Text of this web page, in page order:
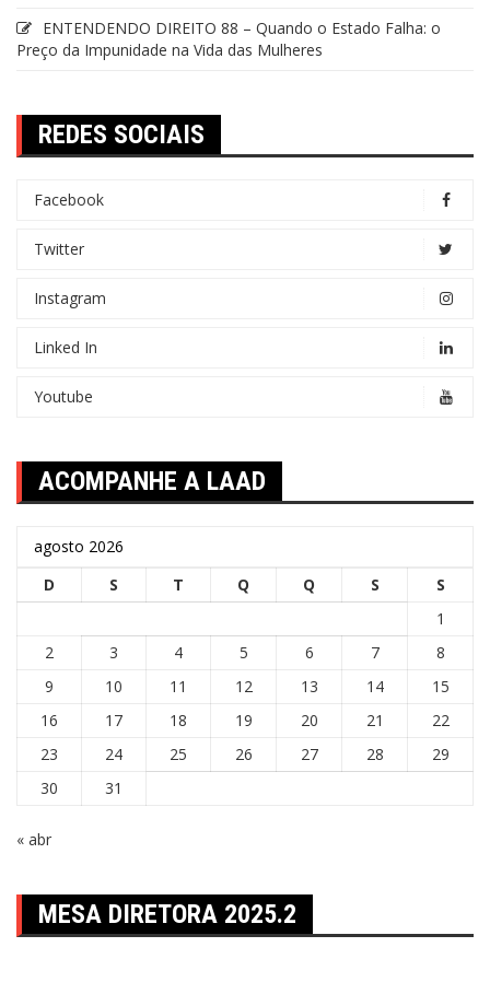
ENTENDENDO DIREITO 88 – Quando o Estado Falha: o
Preço da Impunidade na Vida das Mulheres
REDES SOCIAIS
Facebook
Twitter
Instagram
Linked In
Youtube
ACOMPANHE A LAAD
agosto 2026
D
S T Q Q S
S
1
2
3 4 5 6 7
8
9
10 11 12 13 14
15
16
17 18 19 20 21
22
23
24 25 26 27 28
29
30
31
« abr
MESA DIRETORA 2025.2